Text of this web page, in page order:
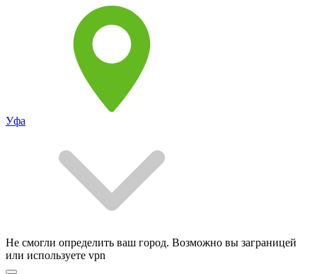
Уфа
Не смогли определить ваш город. Возможно вы заграницей
или используете vpn